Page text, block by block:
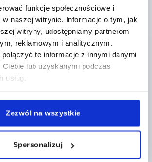
funkcje społecznościowe i
w naszej witrynie. Informacje o tym, jak
witryny, udostępniamy partnerom
reklamowym i analitycznym.
te informacje z innymi danymi
lub uzyskanymi podczas
usług.
Zezwól na wszystkie
Spersonalizuj
ROZSZERZONA DIN319 D1=25,
GWINTOWANĄ M08, TERMOPLAST
OCYNKOWANY
FORMA=E
D6=15
SZCZEGÓŁY